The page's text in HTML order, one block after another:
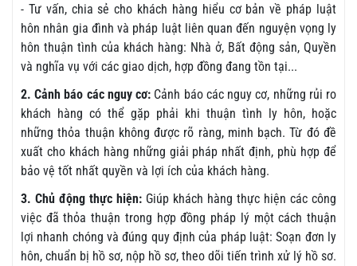
- Tư vấn, chia sẻ cho khách hàng hiểu cơ bản về pháp luật
hôn nhân gia đình và pháp luật liên quan đến nguyện vọng ly
hôn thuận tình của khách hàng: Nhà ở, Bất động sản, Quyền
và nghĩa vụ với các giao dịch, hợp đồng đang tồn tại...
2. Cảnh báo các nguy cơ: Cảnh báo các nguy cơ, những rủi ro
khách hàng có thể gặp phải khi thuận tình ly hôn, hoặc
những thỏa thuận không được rõ ràng, minh bạch. Từ đó đề
xuất cho khách hàng những giải pháp nhất định, phù hợp để
bảo vệ tốt nhất quyền và lợi ích của khách hàng.
3. Chủ động thực hiện: Giúp khách hàng thực hiện các công
việc đã thỏa thuận trong hợp đồng pháp lý một cách thuận
lợi nhanh chóng và đúng quy định của pháp luật: Soạn đơn ly
hôn, chuẩn bị hồ sơ, nộp hồ sơ, theo dõi tiến trình xử lý hồ sơ.